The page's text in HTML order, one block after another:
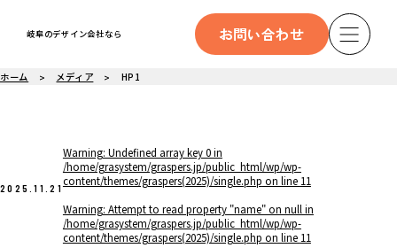
岐阜のデザイン会社なら お問い合わせ
ホーム メディア HP1
2025.11.21
Warning: Undefined array key 0 in
/home/grasystem/graspers.jp/public_html/wp/wp-
content/themes/graspers(2025)/single.php on line 11
Warning: Attempt to read property "name" on null in
/home/grasystem/graspers.jp/public_html/wp/wp-
content/themes/graspers(2025)/single.php on line 11